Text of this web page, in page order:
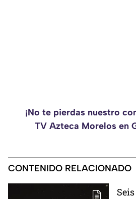
¡No te pierdas nuestro
TV Azteca Morelos en
CONTENIDO RELACIONADO